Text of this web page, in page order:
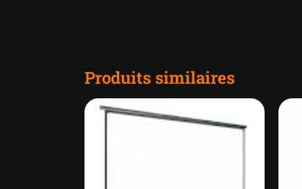
Produits similaires